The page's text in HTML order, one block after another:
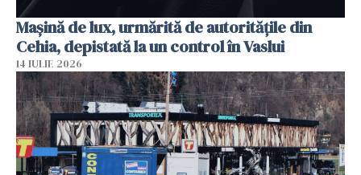
Mașină de lux, urmărită de autoritățile din
Cehia, depistată la un control în Vaslui
14 IULIE 2026